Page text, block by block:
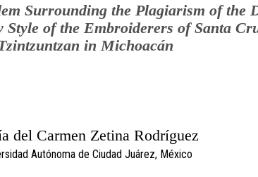
Surrounding the Plagiarism of the
Style of the Embroiderers of Santa
in Michoacán
del Carmen Zetina Rodríguez
Autónoma de Ciudad Juárez, México